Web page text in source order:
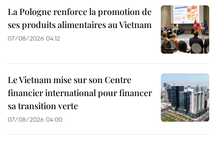
La Pologne renforce la promotion de
ses produits alimentaires au Vietnam
07/08/2026 04:12
Le Vietnam mise sur son Centre
financier international pour financer
sa transition verte
07/08/2026 04:00